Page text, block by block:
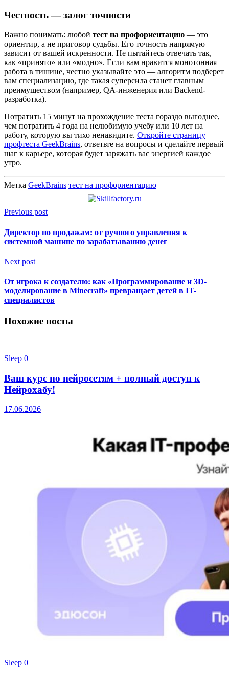
Честность — залог точности
Важно понимать: любой тест на профориентацию — это
ориентир, а не приговор судьбы. Его точность напрямую
зависит от вашей искренности. Не пытайтесь отвечать так,
как «принято» или «модно». Если вам нравится монотонная
работа в тишине, честно указывайте это — алгоритм подберет
вам специализацию, где такая суперсила станет главным
преимуществом (например, QA-инженерия или Backend-
разработка).
Потратить 15 минут на прохождение теста гораздо выгоднее,
чем потратить 4 года на нелюбимую учебу или 10 лет на
работу, которую вы тихо ненавидите. Откройте страницу
профтеста GeekBrains, ответьте на вопросы и сделайте первый
шаг к карьере, которая будет заряжать вас энергией каждое
утро.
Метка GeekBrains тест на профориентацию
Previous post
Директор по продажам: от ручного управления к
системной машине по зарабатыванию денег
Next post
От игрока к создателю: как «Программирование и 3D-
моделирование в Minecraft» превращает детей в IT-
специалистов
Похожие посты
Sleep 0
Ваш курс по нейросетям + полный доступ к
Нейрохабу!
17.06.2026
Sleep 0